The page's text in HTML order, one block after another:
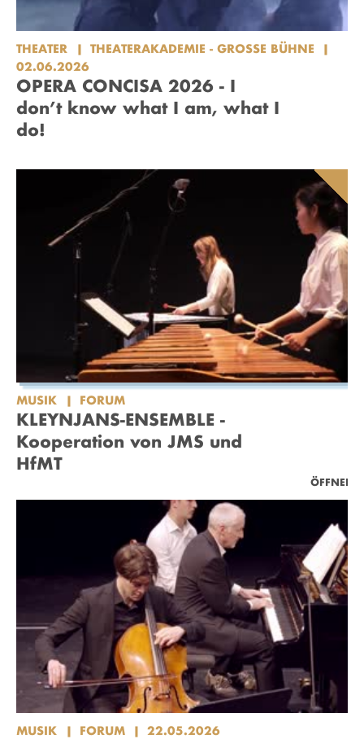
THEATER
THEATERAKADEMIE - GROSSE BÜHNE
02.06.2026
OPERA CONCISA 2026 - I
don’t know what I am, what I
do!
MUSIK FORUM
KLEYNJANS-ENSEMBLE -
Kooperation von JMS und
HfMT
ÖFFNEN
MUSIK FORUM 22.05.2026